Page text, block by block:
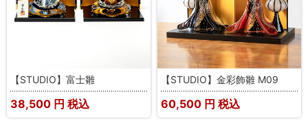
【STUDIO】富士雛
38,500 円 税込
【STUDIO】金彩飾雛 M09
60,500 円 税込